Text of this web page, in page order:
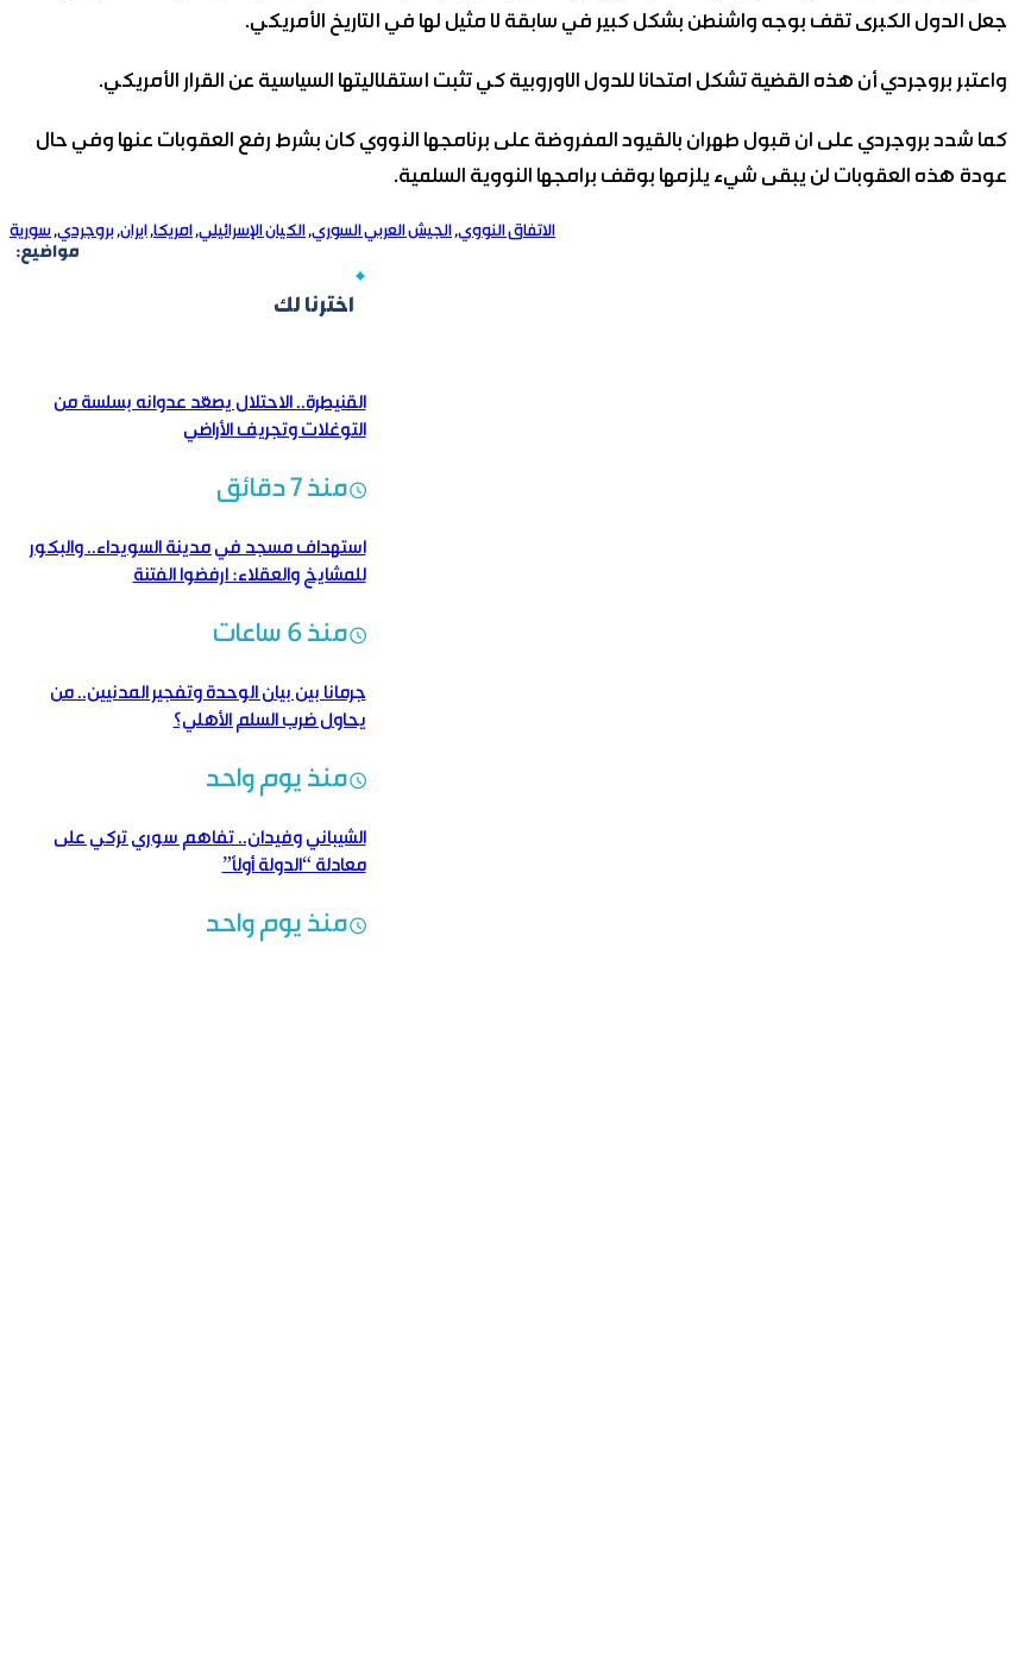
جعل الدول الكبرى تقف بوجه واشنطن بشكل كبير في سابقة لا مثيل لها في التاريخ الأمريكي.
واعتبر بروجردي أن هذه القضية تشكل امتحانا للدول الاوروبية كي تثبت استقلاليتها السياسية عن القرار الأمريكي.
كما شدد بروجردي على ان قبول طهران بالقيود المفروضة على برنامجها النووي كان بشرط رفع العقوبات عنها وفي حال
عودة هذه العقوبات لن يبقى شيء يلزمها بوقف برامجها النووية السلمية.
الاتفاق النووي,الجيش العربي السوري,الكيان الإسرائيلي,امريكا,ايران,بروجردي,سورية
مواضيع:
اخترنا لك
القنيطرة.. الاحتلال يصعّد عدوانه بسلسة من
التوغلات وتجريف الأراضي
منذ 7 دقائق
استهداف مسجد في مدينة السويداء.. والبكور
للمشايخ والعقلاء: ارفضوا الفتنة
منذ 6 ساعات
جرمانا بين بيان الوحدة وتفجير المدنيين.. من
يحاول ضرب السلم الأهلي؟
منذ يوم واحد
الشيباني وفيدان.. تفاهم سوري تركي على
معادلة “الدولة أولاً”
منذ يوم واحد